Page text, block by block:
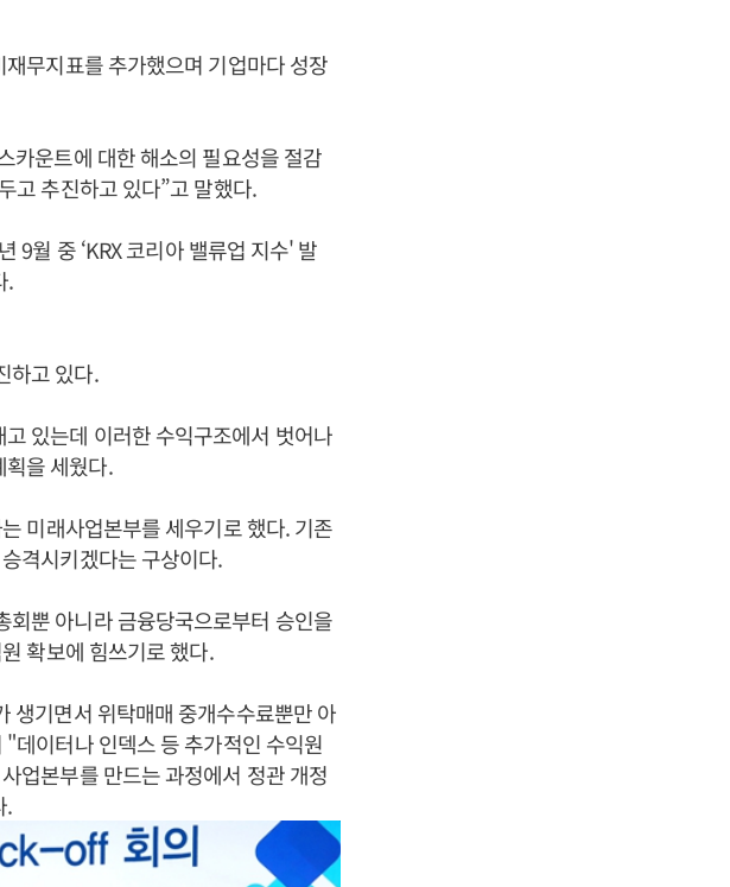
무지표를 추가했으며 기업마다 성장
카운트에 대한 해소의 필요성을 절감
고 추진하고 있다”고 말했다.
9월 중 ‘KRX 코리아 밸류업 지수' 발
.
하고 있다.
있는데 이러한 수익구조에서 벗어나
획을 세웠다.
미래사업본부를 세우기로 했다. 기존
격시키겠다는 구상이다.
뿐 아니라 금융당국으로부터 승인을
확보에 힘쓰기로 했다.
생기면서 위탁매매 중개수수료뿐만 아
데이터나 인덱스 등 추가적인 수익원
업본부를 만드는 과정에서 정관 개정
.